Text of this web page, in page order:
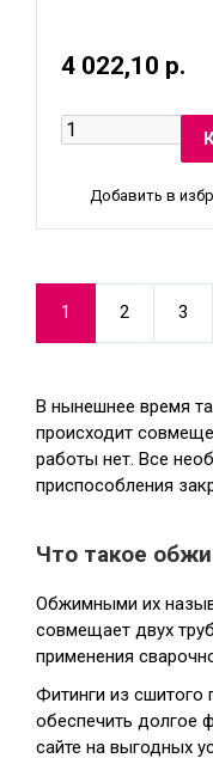
4 022,10 р.
Добавить в
1 2 3
В нынешнее время
происходит
работы нет. Все
приспособления
Что такое
Обжимными их
совмещает двух
применения
Фитинги из сшитого
обеспечить долгое
сайте на выгодных